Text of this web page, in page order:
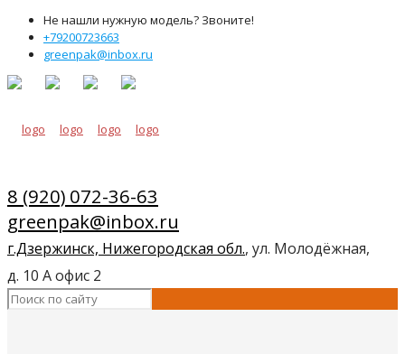
Не нашли нужную модель? Звоните!
+79200723663
greenpak@inbox.ru
8 (920) 072-36-63
greenpak@inbox.ru
г.Дзержинск, Нижегородская обл., ул. Молодёжная,
д. 10 А офис 2